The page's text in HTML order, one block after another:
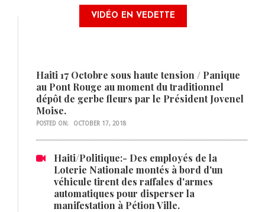
VIDÉO EN VEDETTE
Haiti 17 Octobre sous haute tension / Panique
au Pont Rouge au moment du traditionnel
dépôt de gerbe fleurs par le Président Jovenel
Moise.
POSTED ON: OCTOBER 17, 2018
Haiti/Politique:- Des employés de la
Loterie Nationale montés à bord d'un
véhicule tirent des raffales d'armes
automatiques pour disperser la
manifestation à Pétion Ville.